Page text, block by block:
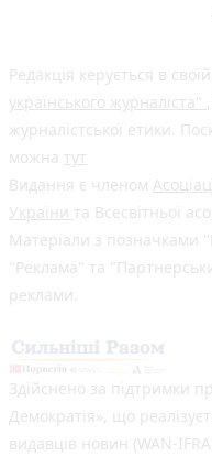
Редакція керується в своїй
українського журналіста"
журналістської етики.
можна тут
Видання є членом
України та Всесвітньої
Матеріали з позначками
"Реклама" та
реклами.
Здійснено за підтримки
Демократія», що
видавців новин (WAN-